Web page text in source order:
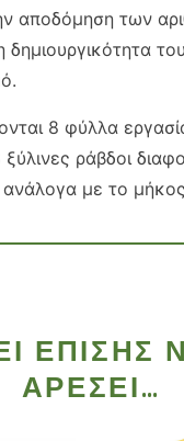
αποδόμηση των
8 φύλλα
ράβδοι
με το
ΕΠΊΣΗΣ
ΑΡΈΣΕΙ…